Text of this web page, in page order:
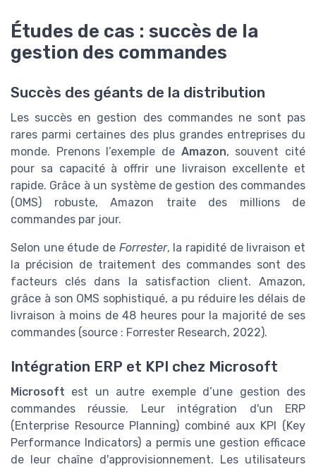
Études de cas : succès de la
gestion des commandes
Succès des géants de la distribution
Les succès en gestion des commandes ne sont pas
rares parmi certaines des plus grandes entreprises du
monde. Prenons l’exemple de Amazon, souvent cité
pour sa capacité à offrir une livraison excellente et
rapide. Grâce à un système de gestion des commandes
(OMS) robuste, Amazon traite des millions de
commandes par jour.
Selon une étude de Forrester, la rapidité de livraison et
la précision de traitement des commandes sont des
facteurs clés dans la satisfaction client. Amazon,
grâce à son OMS sophistiqué, a pu réduire les délais de
livraison à moins de 48 heures pour la majorité de ses
commandes (source : Forrester Research, 2022).
Intégration ERP et KPI chez Microsoft
Microsoft est un autre exemple d’une gestion des
commandes réussie. Leur intégration d'un ERP
(Enterprise Resource Planning) combiné aux KPI (Key
Performance Indicators) a permis une gestion efficace
de leur chaîne d'approvisionnement. Les utilisateurs